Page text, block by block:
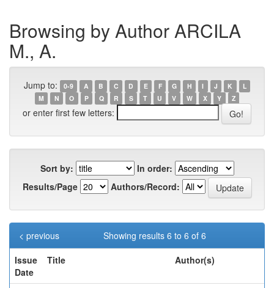
Browsing by Author ARCILA
M., A.
Jump to: 0-9 A B C D E F G H I J K
L
M
N O P Q R S T U V W X Y Z
or enter first few letters:
Sort by:
In order:
Results/Page
Authors/Record:
Showing results 6 to 6 of 6
< previous
Issue
Date
Title Author(s)